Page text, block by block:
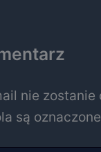
nie zostanie
są oznaczone